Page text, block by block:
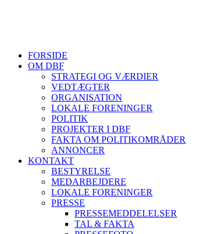
FORSIDE
OM DBF
STRATEGI OG VÆRDIER
VEDTÆGTER
ORGANISATION
LOKALE FORENINGER
POLITIK
PROJEKTER I DBF
FAKTA OM POLITIKOMRÅDER
ANNONCER
KONTAKT
BESTYRELSE
MEDARBEJDERE
LOKALE FORENINGER
PRESSE
PRESSEMEDDELELSER
TAL & FAKTA